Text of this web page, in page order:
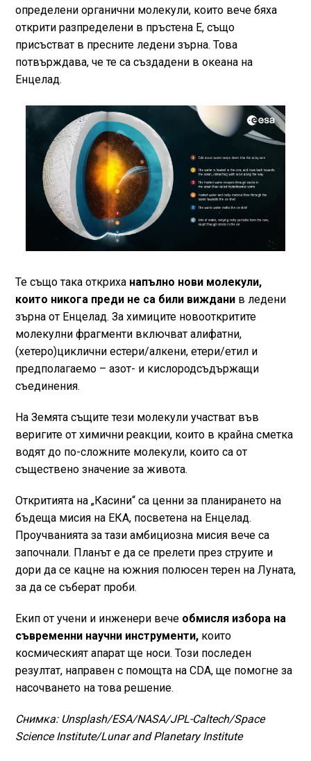
определени органични молекули, които вече бяха
открити разпределени в пръстена E, също
присъстват в пресните ледени зърна. Това
потвърждава, че те са създадени в океана на
Енцелад.
Те също така откриха напълно нови молекули,
които никога преди не са били вижданив ледени
зърна от Енцелад. За химиците новооткритите
молекулни фрагменти включват алифатни,
(хетеро)циклични естери/алкени, етери/етил и
предполагаемо – азот- и кислородсъдържащи
съединения.
На Земята същите тези молекули участват във
веригите от химични реакции, които в крайна сметка
водят до по-сложните молекули, които са от
съществено значение за живота.
Откритията на „Касини“ са ценни за планирането на
бъдеща мисия на ЕКА, посветена на Енцелад.
Проучванията за тази амбициозна мисия вече са
започнали. Планът е да се прелети през струите и
дори да се кацне на южния полюсен терен на Луната,
за да се съберат проби.
Екип от учени и инженери вече обмисля избора на
съвременни научни инструменти,които
космическият апарат ще носи. Този последен
резултат, направен с помощта на CDA, ще помогне за
насочването на това решение.
Снимка: Unsplash/ESA/NASA/JPL-Caltech/Space
Science Institute/Lunar and Planetary Institute